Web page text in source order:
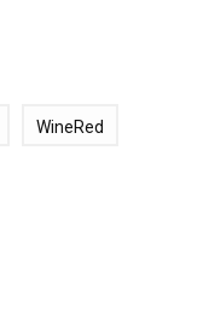
WineRed